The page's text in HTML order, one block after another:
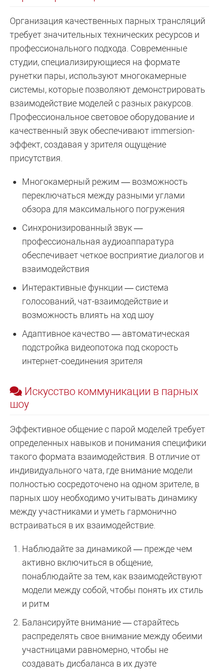
Организация качественных парных трансляций
требует значительных технических ресурсов и
профессионального подхода. Современные
студии, специализирующиеся на формате
рунетки пары, используют многокамерные
системы, которые позволяют демонстрировать
взаимодействие моделей с разных ракурсов.
Профессиональное световое оборудование и
качественный звук обеспечивают immersion-
эффект, создавая у зрителя ощущение
присутствия.
Многокамерный режим — возможность
переключаться между разными углами
обзора для максимального погружения
Синхронизированный звук —
профессиональная аудиоаппаратура
обеспечивает четкое восприятие диалогов и
взаимодействия
Интерактивные функции — система
голосований, чат-взаимодействие и
возможность влиять на ход шоу
Адаптивное качество — автоматическая
подстройка видеопотока под скорость
интернет-соединения зрителя
Искусство коммуникации в парных
шоу
Эффективное общение с парой моделей требует
определенных навыков и понимания специфики
такого формата взаимодействия. В отличие от
индивидуального чата, где внимание модели
полностью сосредоточено на одном зрителе, в
парных шоу необходимо учитывать динамику
между участниками и уметь гармонично
встраиваться в их взаимодействие.
Наблюдайте за динамикой — прежде чем
активно включиться в общение,
понаблюдайте за тем, как взаимодействуют
модели между собой, чтобы понять их стиль
и ритм
Балансируйте внимание — старайтесь
распределять свое внимание между обеими
участницами равномерно, чтобы не
создавать дисбаланса в их дуэте